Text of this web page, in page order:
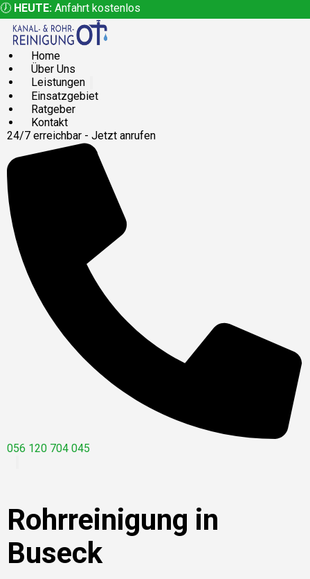
🕖 HEUTE: Anfahrt kostenlos
Home
Über Uns
Leistungen
Einsatzgebiet
Ratgeber
Kontakt
24/7 erreichbar - Jetzt anrufen
056 120 704 045
Rohrreinigung in
Buseck